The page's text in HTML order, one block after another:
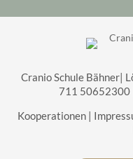
Cranio Schule Bähner|
711 50652300
Kooperationen |